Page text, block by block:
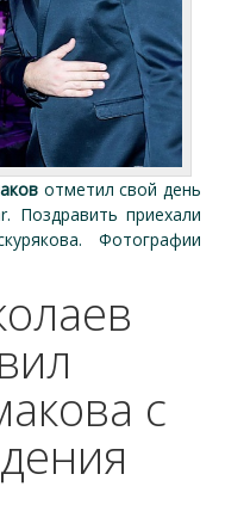
отметил свой день
Поздравить приехали
Фотографии
с